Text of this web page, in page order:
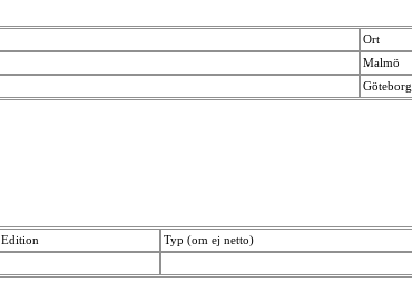
Ort
Malmö
Göteborg
Edition Typ (om ej netto)